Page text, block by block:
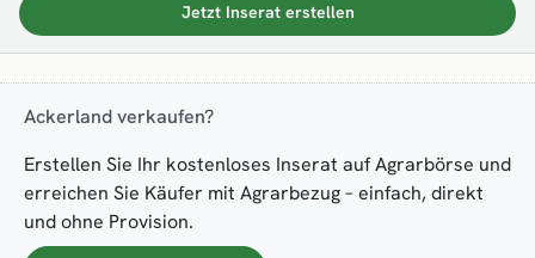
Jetzt Inserat erstellen
Ackerland verkaufen?
Erstellen Sie Ihr kostenloses Inserat auf Agrarbörse und
erreichen Sie Käufer mit Agrarbezug – einfach, direkt
und ohne Provision.